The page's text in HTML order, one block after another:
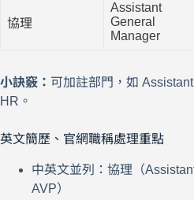
協理
Assistant
General
Manager
小訣竅： 可加註部門，如
HR。
英文簡歷、官網職稱處理重點
中英文並列：協理（
AVP）